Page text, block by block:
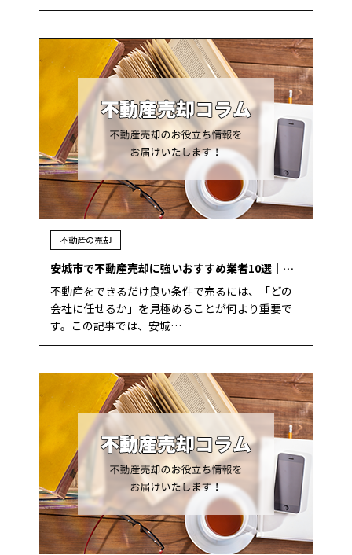
不動産の売却
安城市で不動産売却に強いおすすめ業者10選｜…
不動産をできるだけ良い条件で売るには、「どの
会社に任せるか」を見極めることが何より重要で
す。この記事では、安城…